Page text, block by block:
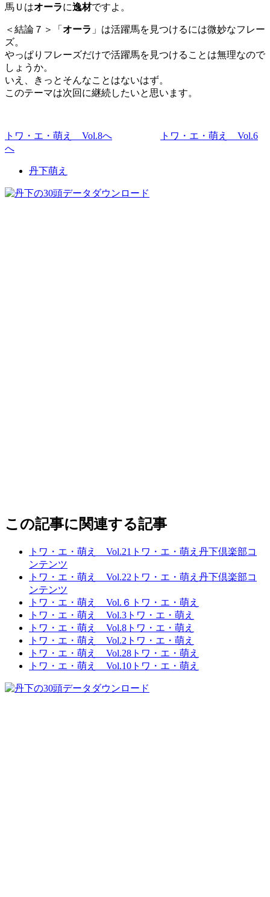
馬Ｕはオーラに逸材ですよ。
＜結論７＞「 オーラ 」は活躍馬を見つけるには微妙なフレー
ズ。
やっぱりフレーズだけで活躍馬を見つけることは無理なので
しょうか。
いえ、きっとそんなことはないはず。
このテーマは次回に継続したいと思います。
トワ・エ・萌え Vol.8へ
トワ・エ・萌え Vol.6
へ
丹下萌え
この記事に関連する記事
トワ・エ・萌え Vol.21 トワ・エ・萌え 丹下倶楽部コ
ンテンツ
トワ・エ・萌え Vol.22 トワ・エ・萌え 丹下倶楽部コ
ンテンツ
トワ・エ・萌え Vol.６ トワ・エ・萌え
トワ・エ・萌え Vol.3 トワ・エ・萌え
トワ・エ・萌え Vol.8 トワ・エ・萌え
トワ・エ・萌え Vol.2 トワ・エ・萌え
トワ・エ・萌え Vol.28 トワ・エ・萌え
トワ・エ・萌え Vol.10 トワ・エ・萌え